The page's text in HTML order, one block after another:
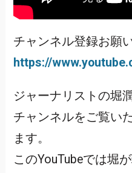
チャンネル登録お願
https://
ジャーナリストの堀
チャンネルをご覧い
ます。
このYouTubeでは堀